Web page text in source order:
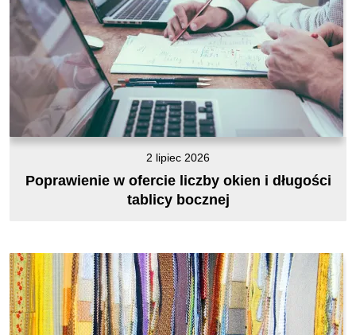
2 lipiec 2026
Poprawienie w ofercie liczby okien i długości
tablicy bocznej